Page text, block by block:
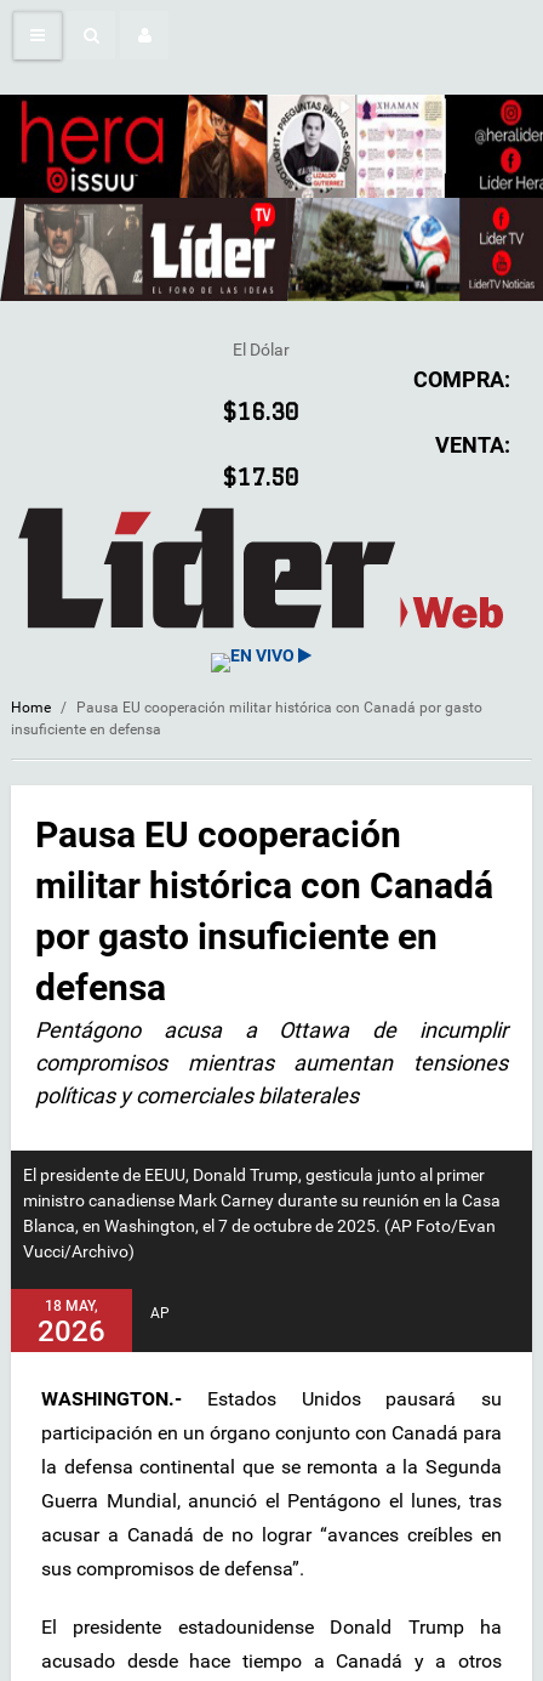
El Dólar
COMPRA:
$16.30
VENTA:
$17.50
EN VIVO
Home /
Pausa EU cooperación militar histórica con Canadá por gasto
insuficiente en defensa
Pausa EU cooperación
militar histórica con Canadá
por gasto insuficiente en
defensa
Pentágono acusa a Ottawa de incumplir
compromisos mientras aumentan tensiones
políticas y comerciales bilaterales
El presidente de EEUU, Donald Trump, gesticula junto al primer
ministro canadiense Mark Carney durante su reunión en la Casa
Blanca, en Washington, el 7 de octubre de 2025. (AP Foto/Evan
Vucci/Archivo)
18 MAY,
2026
AP
WASHINGTON.- Estados Unidos pausará su
participación en un órgano conjunto con Canadá para
la defensa continental que se remonta a la Segunda
Guerra Mundial, anunció el Pentágono el lunes, tras
acusar a Canadá de no lograr “avances creíbles en
sus compromisos de defensa”.
El presidente estadounidense Donald Trump ha
acusado desde hace tiempo a Canadá y a otros